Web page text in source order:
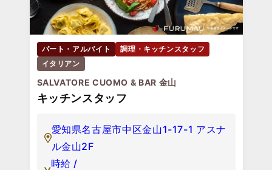
パート・アルバイト
調理・キッチンスタッフ
イタリアン
SALVATORE CUOMO & BAR 金山
キッチンスタッフ
愛知県名古屋市中区金山1-17-1 アスナ
ル金山2F
時給 /